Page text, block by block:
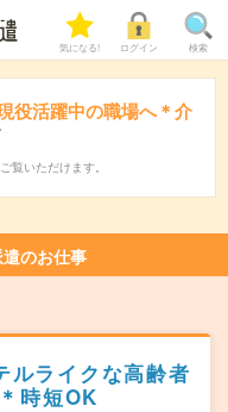
気になる! ログイン 検索
役活躍中の職場へ＊介
覧いただけます。
のお仕事
ルライクな高齢者
時短OK